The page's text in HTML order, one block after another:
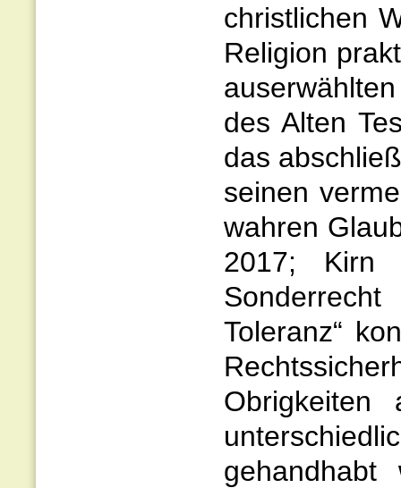
christlichen
Religion
des Alten
das
seinen
wahren
2017; Kirn
Toleranz“
Obrigkeiten